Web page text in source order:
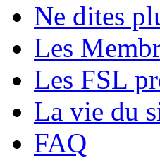
Ne dites
Les
Les FSL
La vie du
FAQ